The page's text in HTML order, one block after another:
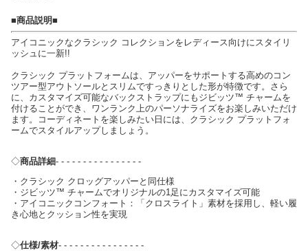
■商品説明■
アイコニックなクラシック コレクションをレディース向けにスタイリ
ッシュに一新!!
クラシック プラットフォームは、アッパーをサポートする高めのコン
ツアー型アウトソールとスリムですっきりとした形が特徴です。さら
に、カスタマイズ可能なバックストラップにもジビッツ™ チャームを
付けることができ、ワンランク上のパーソナライズをお楽しみいただけ
ます。コーディネートを楽しみたい日には、クラシック プラットフォ
ームでスタイルアップしましょう。
◇商品詳細- - - - - - - - - - - - - - - -
・クラシック クロッグアッパーと同仕様
・ジビッツ™ チャームでオリジナルの1足にカスタマイズ可能
・アイコニックコンフォート：「クロスライト」素材を採用し、軽い履
き心地とクッション性を実現
◇仕様/素材- - - - - - - - - - - - - - - -